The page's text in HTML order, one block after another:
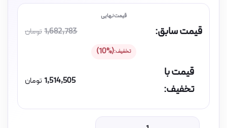
قیمت سابق: تومان 1,682,783
تخفیف:(10%)
قیمت با
تخفیف:
تومان 1,514,505